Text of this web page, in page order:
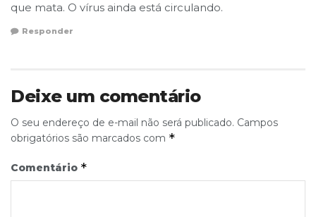
que mata. O vírus ainda está circulando.
Responder
Deixe um comentário
O seu endereço de e-mail não será publicado. Campos
obrigatórios são marcados com *
Comentário *